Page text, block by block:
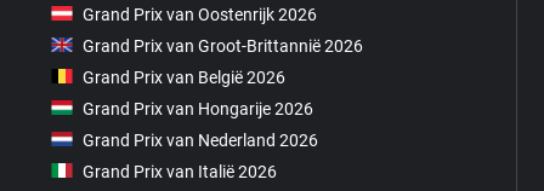
Grand Prix van Oostenrijk 2026
Grand Prix van Groot-Brittannië 2026
Grand Prix van België 2026
Grand Prix van Hongarije 2026
Grand Prix van Nederland 2026
Grand Prix van Italië 2026